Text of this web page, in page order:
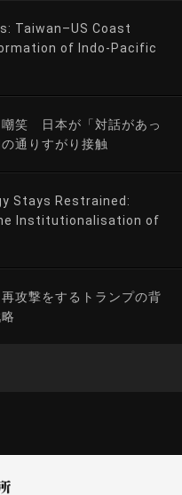
Taiwan–US Coast
of Indo-Pacific
笑 日本が「対話があっ
通りすがり接触
Stays Restrained:
Institutionalisation of
攻撃をするトランプの背